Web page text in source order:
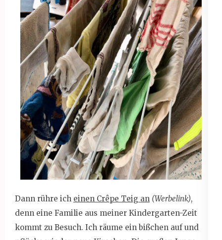
Dann rühre ich einen Crêpe Teig an (Werbelink),
denn eine Familie aus meiner Kindergarten-Zeit
kommt zu Besuch. Ich räume ein bißchen auf und